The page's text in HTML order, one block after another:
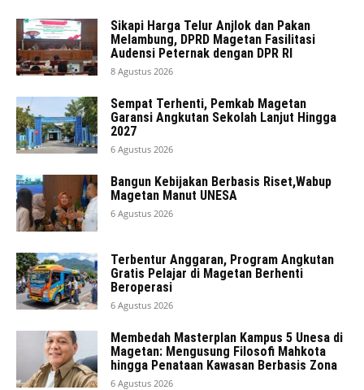
Sikapi Harga Telur Anjlok dan Pakan
Melambung, DPRD Magetan Fasilitasi
Audensi Peternak dengan DPR RI
8 Agustus 2026
Sempat Terhenti, Pemkab Magetan
Garansi Angkutan Sekolah Lanjut Hingga
2027
6 Agustus 2026
Bangun Kebijakan Berbasis Riset,Wabup
Magetan Manut UNESA
6 Agustus 2026
Terbentur Anggaran, Program Angkutan
Gratis Pelajar di Magetan Berhenti
Beroperasi
6 Agustus 2026
Membedah Masterplan Kampus 5 Unesa di
Magetan: Mengusung Filosofi Mahkota
hingga Penataan Kawasan Berbasis Zona
6 Agustus 2026